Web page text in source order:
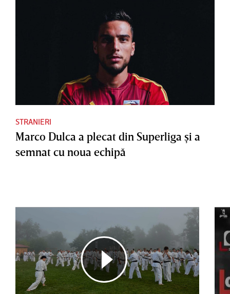
STRANIERI
Marco Dulca a plecat din Superliga şi a
semnat cu noua echipă